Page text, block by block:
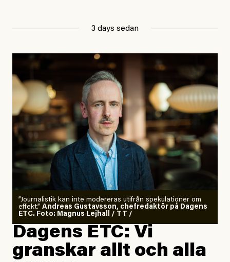
3 days sedan
”Journalistik kan inte modereras utifrån spekulationer om
effekt.” Andreas Gustavsson, chefredaktör på Dagens
ETC. Foto: Magnus Lejhall / TT /
Dagens ETC: Vi
granskar allt och alla